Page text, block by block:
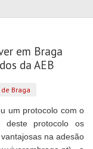
em Braga
da AEB
Braga
um protocolo com o
deste protocolo os
na adesão